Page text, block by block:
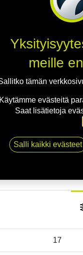
17
meille
tämän
Käytämme evästeitä
Saat lisätietoja
Salli kaikki evästeet